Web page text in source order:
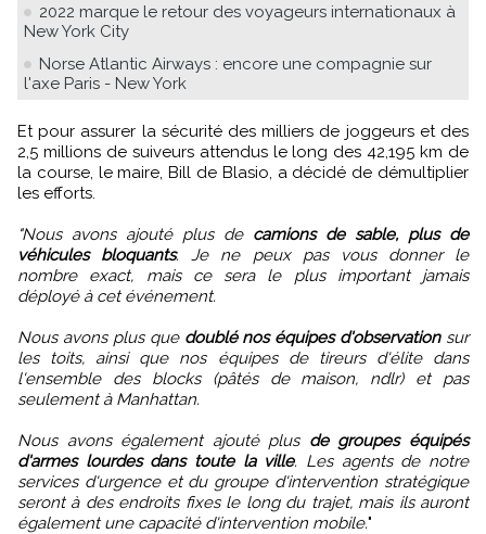
2022 marque le retour des voyageurs internationaux à
New York City
Norse Atlantic Airways : encore une compagnie sur
l'axe Paris - New York
Et pour assurer la sécurité des milliers de joggeurs et des
2,5 millions de suiveurs attendus le long des 42,195 km de
la course, le maire, Bill de Blasio, a décidé de démultiplier
les efforts.
"Nous avons ajouté plus de camions de sable, plus de
véhicules bloquants. Je ne peux pas vous donner le
nombre exact, mais ce sera le plus important jamais
déployé à cet événement.
Nous avons plus que doublé nos équipes d'observationsur
les toits, ainsi que nos équipes de tireurs d'élite dans
l'ensemble des blocks (pâtés de maison, ndlr) et pas
seulement à Manhattan.
Nous avons également ajouté plus de groupes équipés
d'armes lourdes dans toute la ville. Les agents de notre
services d'urgence et du groupe d'intervention stratégique
seront à des endroits fixes le long du trajet, mais ils auront
également une capacité d'intervention mobile."